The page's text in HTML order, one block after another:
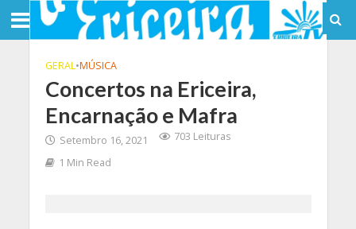
GERAL•MÚSICA
Concertos na Ericeira,
Encarnação e Mafra
Setembro 16, 2021
703 Leituras
1 Min Read